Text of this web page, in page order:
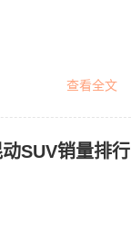
查看全文
SUV销量排行